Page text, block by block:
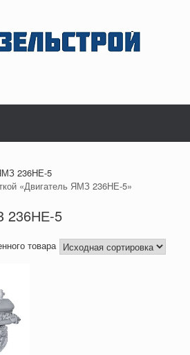
236НЕ-5
«Двигатель ЯМЗ 236НЕ-5»
236НЕ-5
товара